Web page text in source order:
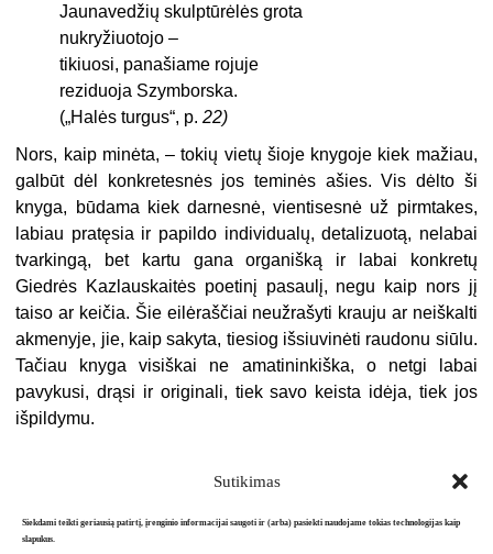
Sutikimas
Siekdami teikti geriausią patirtį, įrenginio informacijai saugoti ir (arba) pasiekti naudojame tokias technologijas kaip
slapukus.
Jaunavedžių skulptūrėlės grota
nukryžiuotojo –
tikiuosi, panašiame rojuje
reziduoja Szymborska.
(„Halės turgus“, p.22)
Nors, kaip minėta, – tokių vietų šioje knygoje kiek mažiau,
galbūt dėl konk­retesnės jos teminės ašies. Vis dėlto ši
knyga, būdama kiek darnesnė, vientisesnė už pirmtakes,
labiau pratęsia ir papildo individualų, detalizuotą, nela­bai
tvarkingą, bet kartu gana organišką ir labai konkretų
Giedrės Kazlauskaitės poetinį pasaulį, negu kaip nors jį
taiso ar keičia. Šie eilėraščiai neužrašyti krauju ar neiškalti
akmenyje, jie, kaip sakyta, tiesiog išsiuvinėti raudonu siūlu.
Tačiau knyga visiškai ne amatininkiška, o net­gi labai
pavykusi, drąsi ir originali, tiek savo keista idėja, tiek jos
išpildymu.